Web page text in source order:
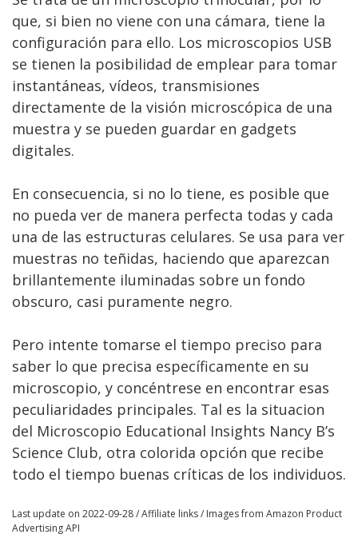
que, si bien no viene con una cámara, tiene la
configuración para ello. Los microscopios USB
se tienen la posibilidad de emplear para tomar
instantáneas, vídeos, transmisiones
directamente de la visión microscópica de una
muestra y se pueden guardar en gadgets
digitales.
En consecuencia, si no lo tiene, es posible que
no pueda ver de manera perfecta todas y cada
una de las estructuras celulares. Se usa para ver
muestras no teñidas, haciendo que aparezcan
brillantemente iluminadas sobre un fondo
obscuro, casi puramente negro.
Pero intente tomarse el tiempo preciso para
saber lo que precisa específicamente en su
microscopio, y concéntrese en encontrar esas
peculiaridades principales. Tal es la situacion
del Microscopio Educational Insights Nancy B’s
Science Club, otra colorida opción que recibe
todo el tiempo buenas críticas de los individuos.
Last update on 2022-09-28 / Affiliate links / Images from Amazon Product
Advertising API